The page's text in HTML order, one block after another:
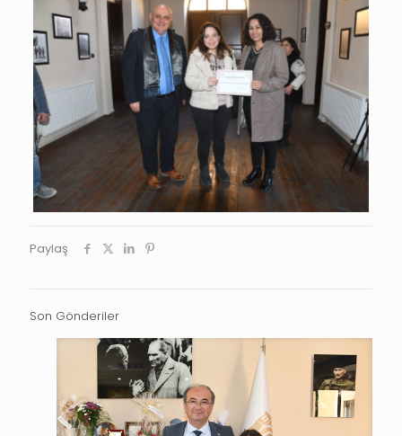
Paylaş
Son Gönderiler